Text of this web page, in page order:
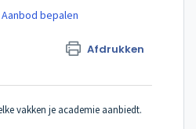
Aanbod bepalen
Afdrukken
vakken je academie aanbiedt.